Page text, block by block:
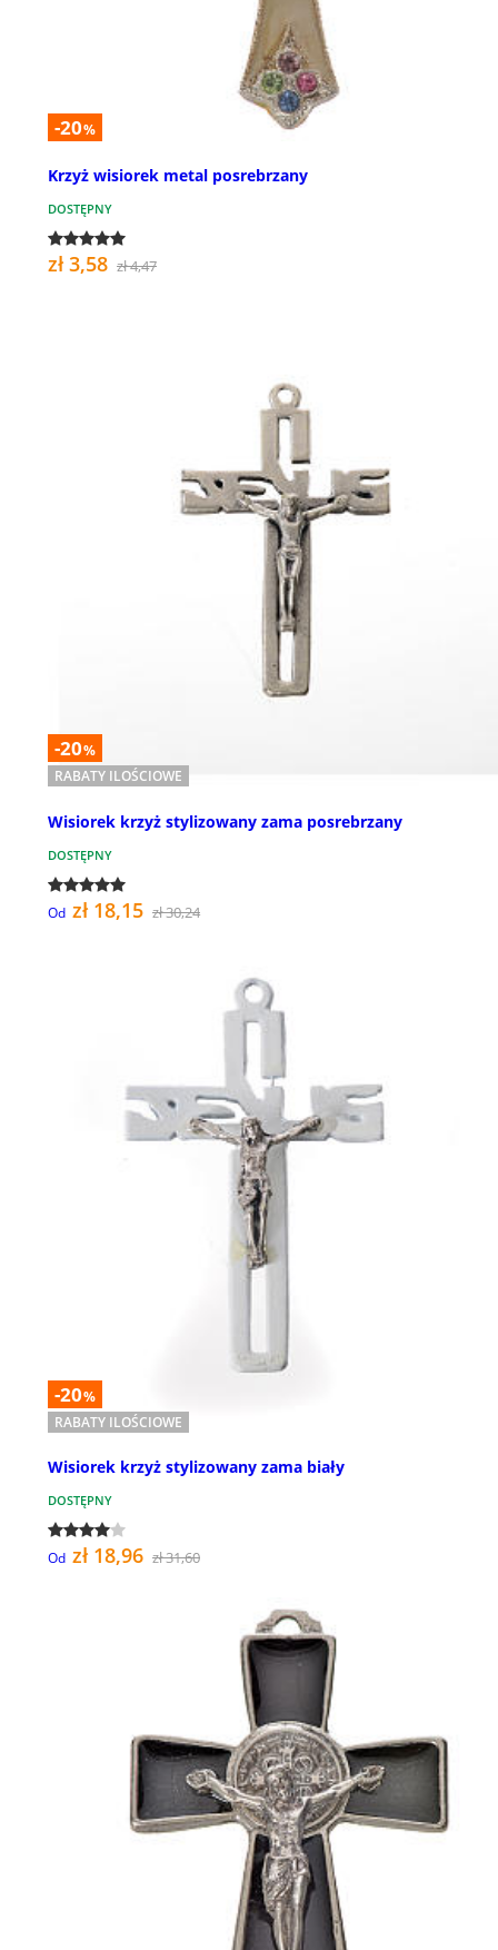
-20%
Krzyż wisiorek metal posrebrzany
DOSTĘPNY
zł 3,58 zł 4,47
-20%
RABATY ILOŚCIOWE
Wisiorek krzyż stylizowany zama posrebrzany
DOSTĘPNY
Od zł 18,15 zł 30,24
-20%
RABATY ILOŚCIOWE
Wisiorek krzyż stylizowany zama biały
DOSTĘPNY
Od zł 18,96 zł 31,60